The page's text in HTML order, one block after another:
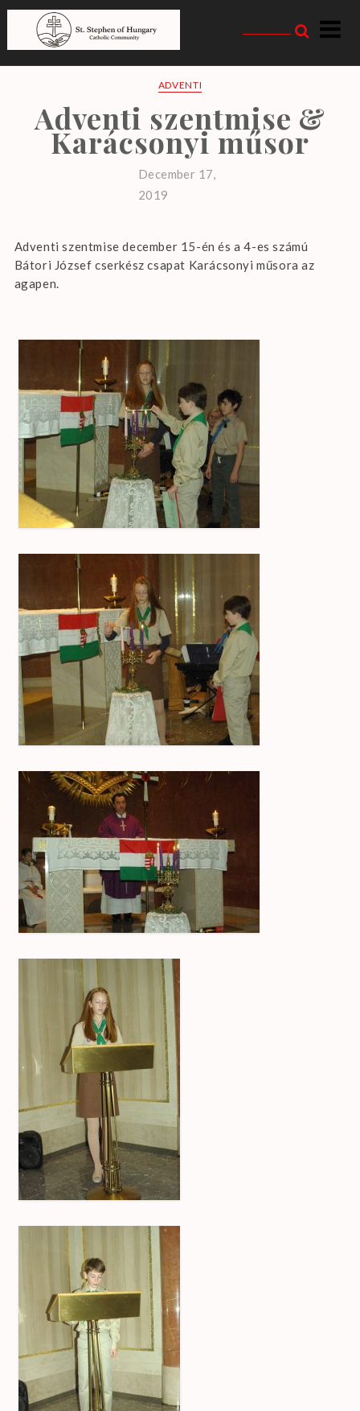
Skip
content
Magyarországi Szent
István Katolikus
Közösség
ADVENTI
Adventi szentmise &
Karácsonyi műsor
December 17,
2019
Adventi szentmise december 15-én és a 4-es számú
Bátori József cserkész csapat Karácsonyi műsora az
agapen.